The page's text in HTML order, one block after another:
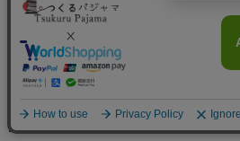
メニュー
1晩に平均20～30回の寝返りを
身体の一部に負担をかけない為
理のないゆったりしたデザイン